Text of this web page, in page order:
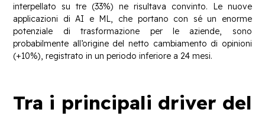
interpellato su tre (33%) ne risultava convinto. Le nuove
applicazioni di AI e ML, che portano con sé un enorme
potenziale di trasformazione per le aziende, sono
probabilmente all’origine del netto cambiamento di opinioni
(+10%), registrato in un periodo inferiore a 24 mesi.
Tra i principali driver del